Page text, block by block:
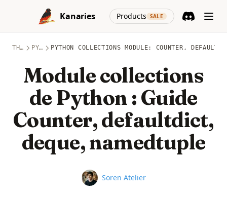
Skip to content
Kanaries
Products SALE
(opens in a
THÈMES PYTHON PYTHON COLLECTIONS MODULE: COUNTER,
Module collections
de Python : Guide
Counter, defaultdict,
deque, namedtuple
Name
Soren Atelier